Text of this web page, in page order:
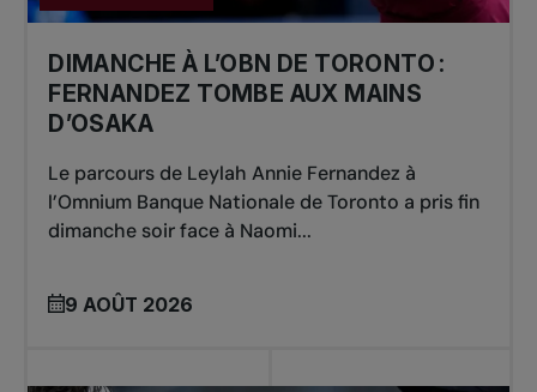
DIMANCHE À L’OBN DE TORONTO :
FERNANDEZ TOMBE AUX MAINS
D’OSAKA
Le parcours de Leylah Annie Fernandez à
l’Omnium Banque Nationale de Toronto a pris fin
dimanche soir face à Naomi...
9 AOÛT 2026